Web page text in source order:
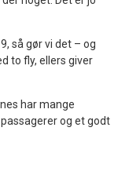
så gør vi det – og
to fly, ellers giver
har mange
og et godt